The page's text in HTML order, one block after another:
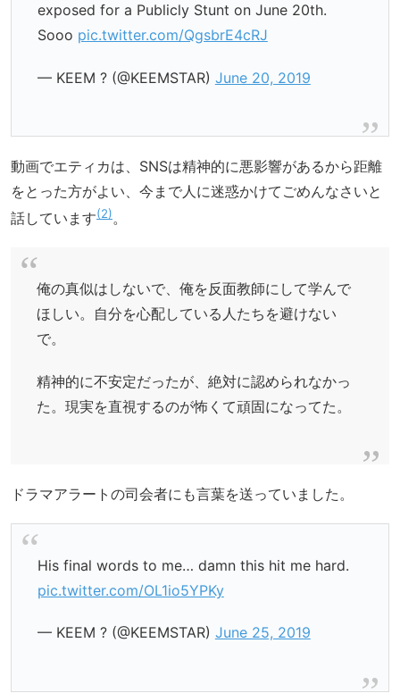
exposed for a Publicly Stunt on June 20th.
Sooo pic.twitter.com/QgsbrE4cRJ
— KEEM ? (@KEEMSTAR) June 20, 2019
動画でエティカは、SNSは精神的に悪影響があるから距離
をとった方がよい、今まで人に迷惑かけてごめんなさいと
話しています 2 。
俺の真似はしないで、俺を反面教師にして学んで
ほしい。自分を心配している人たちを避けない
で。
精神的に不安定だったが、絶対に認められなかっ
た。現実を直視するのが怖くて頑固になってた。
ドラマアラートの司会者にも言葉を送っていました。
His final words to me… damn this hit me hard.
pic.twitter.com/OL1io5YPKy
— KEEM ? (@KEEMSTAR) June 25, 2019